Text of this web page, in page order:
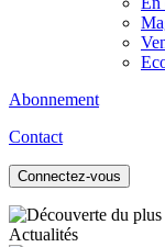
Abonnement
Contact
Connectez-vous
Actualités